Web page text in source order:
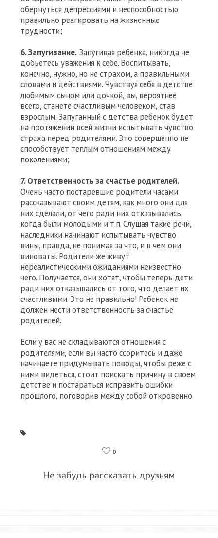
обернуться депрессиями и неспособностью
правильно реагировать на жизненные
трудности;
6. Запугивание. Запугивая ребенка, никогда не
добьетесь уважения к себе. Воспитывать,
конечно, нужно, но не страхом, а правильными
словами и действиями. Чувствуя себя в детстве
любимым сыном или дочкой, вы, вероятнее
всего, станете счастливым человеком, став
взрослым. Запуганный с детства ребенок будет
на протяжении всей жизни испытывать чувство
страха перед родителями. Это совершенно не
способствует теплым отношениям между
поколениями;
7. Ответственность за счастье родителей.
Очень часто постаревшие родители часами
рассказывают своим детям, как много они для
них сделали, от чего ради них отказывались,
когда были молодыми и т.п. Слушая такие речи,
наследники начинают испытывать чувство
вины, правда, не понимая за что, и в чем они
виноваты. Родители же живут
нереалистическими ожиданиями неизвестно
чего. Получается, они хотят, чтобы теперь дети
ради них отказывались от того, что делает их
счастливыми. Это не правильно! Ребенок не
должен нести ответственность за счастье
родителей.
Если у вас не складываются отношения с
родителями, если вы часто ссоритесь и даже
начинаете придумывать поводы, чтобы реже с
ними видеться, стоит поискать причину в своем
детстве и постараться исправить ошибки
прошлого, поговорив между собой откровенно.
0
Не забудь рассказать друзьям